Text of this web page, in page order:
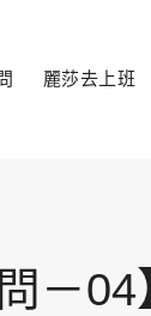
麗莎去上班
－